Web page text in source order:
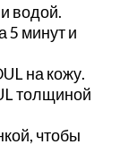
водой.
5 минут и
на кожу.
толщиной
чтобы